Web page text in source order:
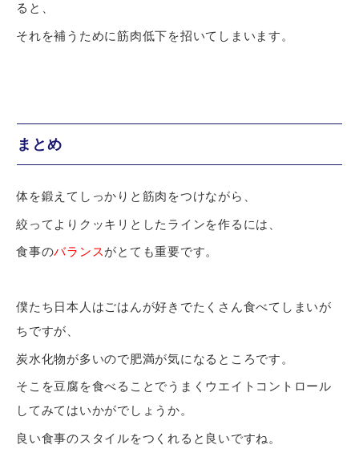
ると、
それを補うために筋肉低下を招いてしまいます。
まとめ
体を鍛えてしっかりと筋肉をつけながら、
絞ってよりクッキリとしたラインを作るには、
食事のバランスがとても重要です。
僕たち日本人はごはんが好きでたくさん食べてしまいが
ちですが、
炭水化物が多いので肥満が気になるところです。
そこを豆腐を食べることでうまくウエイトコントロール
してみてはいかがでしょうか。
良い食事のスタイルをつくれると良いですね。